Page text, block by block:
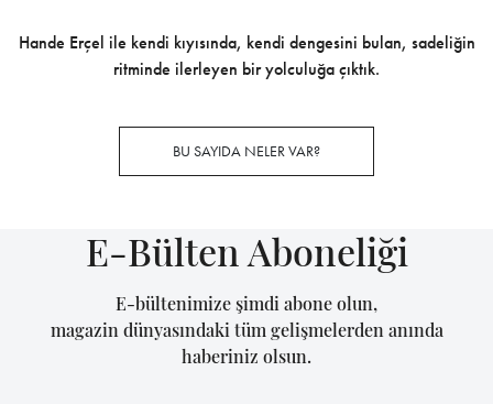
Hande Erçel ile kendi kıyısında, kendi dengesini bulan, sadeliğin
ritminde ilerleyen bir yolculuğa çıktık.
BU SAYIDA NELER VAR?
E-Bülten Aboneliği
E-bültenimize şimdi abone olun,
magazin dünyasındaki tüm gelişmelerden anında
haberiniz olsun.